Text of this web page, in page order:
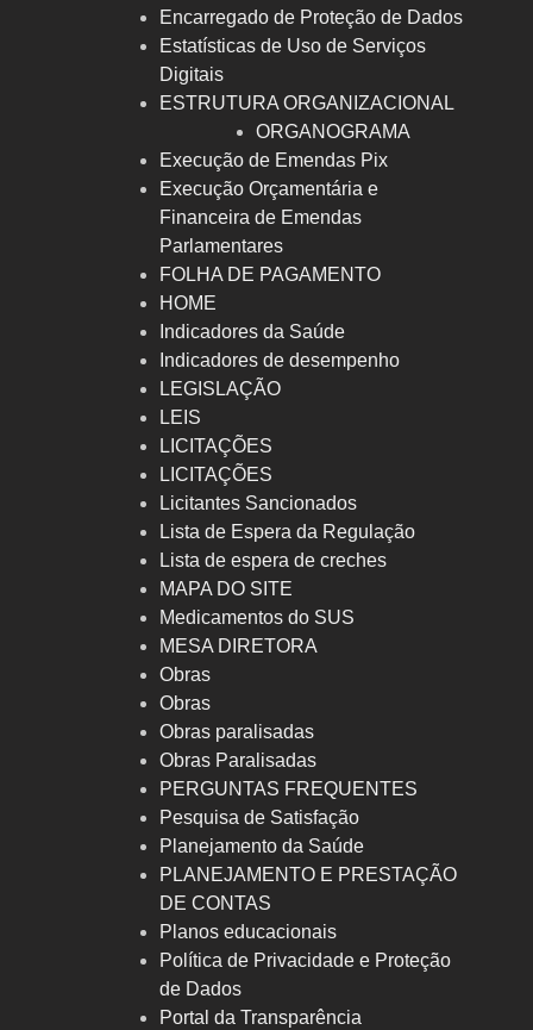
Encarregado de Proteção de Dados
Estatísticas de Uso de Serviços
Digitais
ESTRUTURA ORGANIZACIONAL
ORGANOGRAMA
Execução de Emendas Pix
Execução Orçamentária e
Financeira de Emendas
Parlamentares
FOLHA DE PAGAMENTO
HOME
Indicadores da Saúde
Indicadores de desempenho
LEGISLAÇÃO
LEIS
LICITAÇÕES
LICITAÇÕES
Licitantes Sancionados
Lista de Espera da Regulação
Lista de espera de creches
MAPA DO SITE
Medicamentos do SUS
MESA DIRETORA
Obras
Obras
Obras paralisadas
Obras Paralisadas
PERGUNTAS FREQUENTES
Pesquisa de Satisfação
Planejamento da Saúde
PLANEJAMENTO E PRESTAÇÃO
DE CONTAS
Planos educacionais
Política de Privacidade e Proteção
de Dados
Portal da Transparência